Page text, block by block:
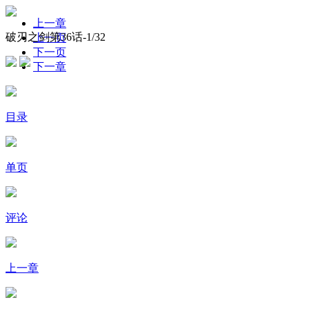
破刃之剑第36话-1/32
上一章
上一页
下一页
下一章
目录
单页
评论
上一章